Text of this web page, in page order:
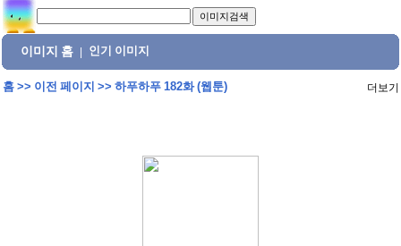
이미지 홈 인기 이미지
홈>> 이전 페이지 >> 하푸하푸 182화 (웹툰) 더보기